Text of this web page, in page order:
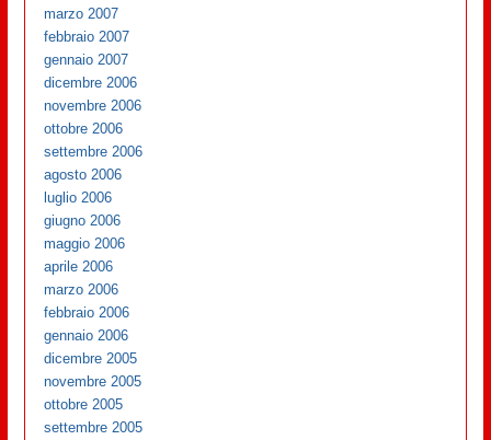
marzo 2007
febbraio 2007
gennaio 2007
dicembre 2006
novembre 2006
ottobre 2006
settembre 2006
agosto 2006
luglio 2006
giugno 2006
maggio 2006
aprile 2006
marzo 2006
febbraio 2006
gennaio 2006
dicembre 2005
novembre 2005
ottobre 2005
settembre 2005